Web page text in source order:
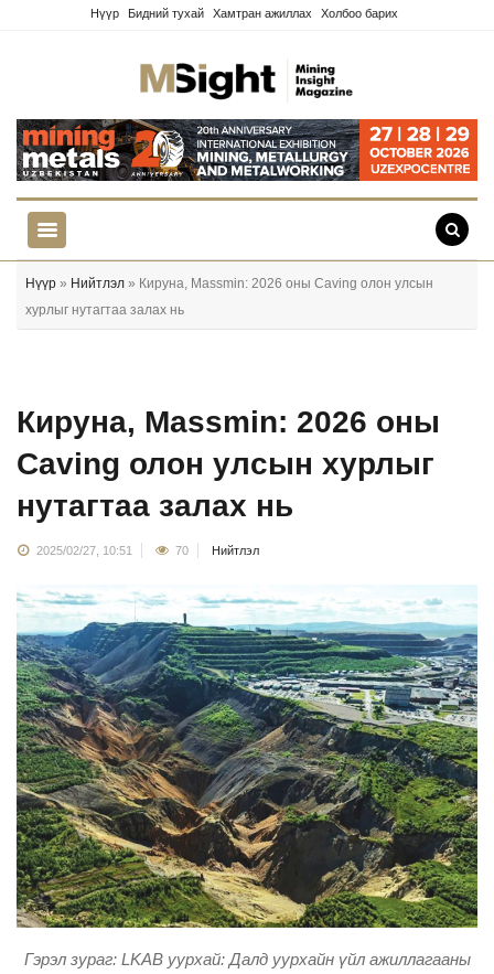
Нүүр Бидний тухай Хамтран ажиллах Холбоо барих
Нүүр » Нийтлэл » Кируна, Massmin: 2026 оны Caving олон улсын
хурлыг нутагтаа залах нь
Кируна, Massmin: 2026 оны
Caving олон улсын хурлыг
нутагтаа залах нь
2025/02/27, 10:51 70 Нийтлэл
Гэрэл зураг: LKAB уурхай: Далд уурхайн үйл ажиллагааны